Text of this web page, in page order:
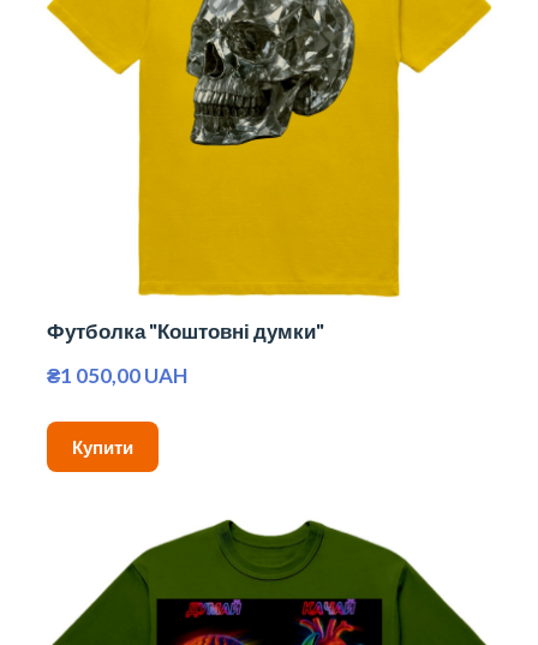
Футболка "Коштовні думки"
₴1 050,00 UAH
Купити